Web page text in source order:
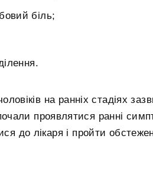
біль;
на ранніх стадіях
проявлятися ранні
до лікаря і пройти